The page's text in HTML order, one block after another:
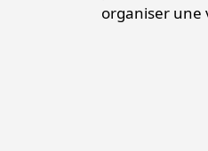
organiser une